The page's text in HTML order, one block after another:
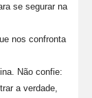
se segurar na
nos confronta
Não confie:
a verdade,